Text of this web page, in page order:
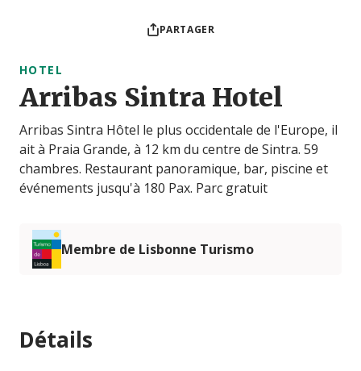
PARTAGER
HOTEL
Arribas Sintra Hotel
Arribas Sintra Hôtel le plus occidentale de l'Europe, il
ait à Praia Grande, à 12 km du centre de Sintra. 59
chambres. Restaurant panoramique, bar, piscine et
événements jusqu'à 180 Pax. Parc gratuit
Membre de Lisbonne Turismo
Détails